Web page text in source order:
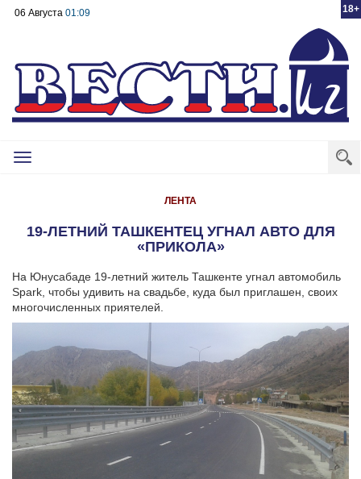
18+
06 Августа 01:09
Toggle
ЛЕНТА
19-ЛЕТНИЙ ТАШКЕНТЕЦ УГНАЛ АВТО ДЛЯ
«ПРИКОЛА»
На Юнусабаде 19-летний житель Ташкенте угнал автомобиль
Spark, чтобы удивить на свадьбе, куда был приглашен, своих
многочисленных приятелей.